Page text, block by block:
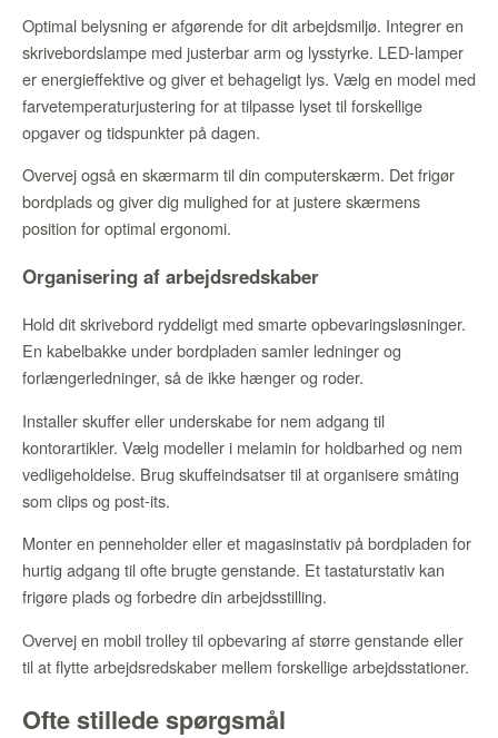
Optimal belysning er afgørende for dit arbejdsmiljø. Integrer en
skrivebordslampe med justerbar arm og lysstyrke. LED-lamper
er energieffektive og giver et behageligt lys. Vælg en model med
farvetemperaturjustering for at tilpasse lyset til forskellige
opgaver og tidspunkter på dagen.
Overvej også en skærmarm til din computerskærm. Det frigør
bordplads og giver dig mulighed for at justere skærmens
position for optimal ergonomi.
Organisering af arbejdsredskaber
Hold dit skrivebord ryddeligt med smarte opbevaringsløsninger.
En kabelbakke under bordpladen samler ledninger og
forlængerledninger, så de ikke hænger og roder.
Installer skuffer eller underskabe for nem adgang til
kontorartikler. Vælg modeller i melamin for holdbarhed og nem
vedligeholdelse. Brug skuffeindsatser til at organisere småting
som clips og post-its.
Monter en penneholder eller et magasinstativ på bordpladen for
hurtig adgang til ofte brugte genstande. Et tastaturstativ kan
frigøre plads og forbedre din arbejdsstilling.
Overvej en mobil trolley til opbevaring af større genstande eller
til at flytte arbejdsredskaber mellem forskellige arbejdsstationer.
Ofte stillede spørgsmål